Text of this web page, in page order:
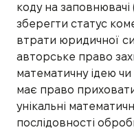
коду на
зберегти статус
втрати юридичної
авторське право
математичну ідею
має право
унікальні
послідовності